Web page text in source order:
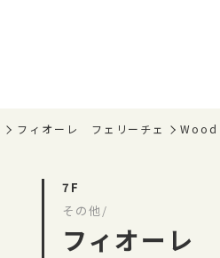
フィオーレ フェリーチェ Wood
7F
その他/
フィオーレ